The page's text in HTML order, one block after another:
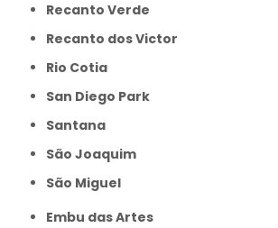
Recanto Verde
Recanto dos Victor
Rio Cotia
San Diego Park
Santana
São Joaquim
São Miguel
Embu das Artes